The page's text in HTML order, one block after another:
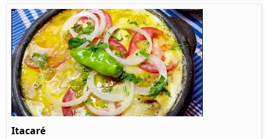
Itacaré